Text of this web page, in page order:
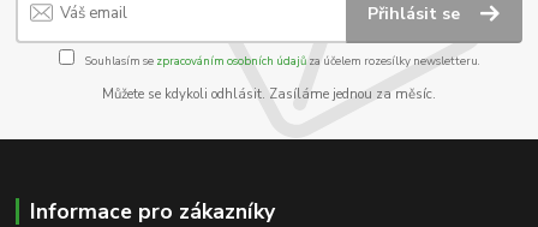
Přihlásit se
Souhlasím se zpracováním osobních údajůza účelem rozesílky newsletteru.
Můžete se kdykoli odhlásit. Zasíláme jednou za měsíc.
Informace pro zákazníky